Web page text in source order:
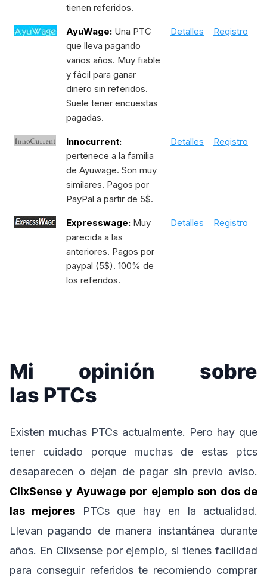
tienen referidos.
AyuWage: Una PTC
que lleva pagando
varios años. Muy fiable
y fácil para ganar
dinero sin referidos.
Suele tener encuestas
pagadas.
Detalles Registro
Innocurrent:
pertenece a la familia
de Ayuwage. Son muy
similares. Pagos por
PayPal a partir de 5$.
Detalles Registro
Expresswage: Muy
parecida a las
anteriores. Pagos por
paypal (5$). 100% de
los referidos.
Detalles Registro
Mi opinión sobre
las PTCs
Existen muchas PTCs actualmente. Pero hay que
tener cuidado porque muchas de estas ptcs
desaparecen o dejan de pagar sin previo aviso.
ClixSense y Ayuwage por ejemplo son dos de
las mejores PTCs que hay en la actualidad.
Llevan pagando de manera instantánea durante
años. En Clixsense por ejemplo, si tienes facilidad
para conseguir referidos te recomiendo comprar